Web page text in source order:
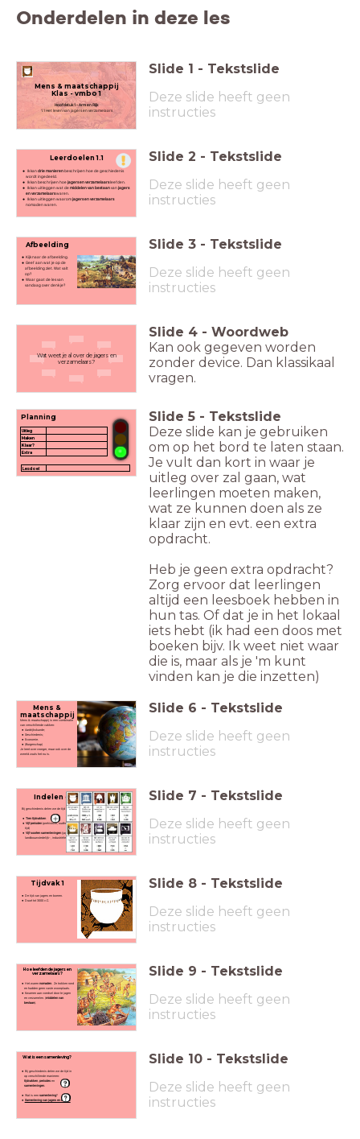
Onderdelen in deze les
Mens & maatschappij
Klas - vmbo 1
Hoofdstuk 1 - Arm en Rijk
1.1 Het leven van jagers en verzamelaars
Slide 1 - Tekstslide
Deze slide heeft geen
instructies
Leerdoelen 1.1
Ik kandrie manierenbeschrijven hoe de geschiedenis
wordt ingedeeld.
Ik kan beschrijven hoejagers en verzamelaarsleefden.
Ik kan uitleggen wat demiddelen van bestaanvanjagers
en verzamelaarswaren.
Ik kan uitleggen waaromjagers en verzamelaars
nomaden waren.
Slide 2 - Tekstslide
Deze slide heeft geen
instructies
Afbeelding
Kijk naar de afbeelding.
Geef aan wat je op de
afbeelding ziet. Wat valt
op?
Waar gaat de les van
vandaag over denk je?
Slide 3 - Tekstslide
Deze slide heeft geen
instructies
Wat weet je al over de jagers en
verzamelaars?
Slide 4 - Woordweb
Kan ook gegeven worden
zonder device. Dan klassikaal
vragen.
Planning
Uitleg
Maken
Klaar?
Extra
Lesdoel
Slide 5 - Tekstslide
Deze slide kan je gebruiken
om op het bord te laten staan.
Je vult dan kort in waar je
uitleg over zal gaan, wat
leerlingen moeten maken,
wat ze kunnen doen als ze
klaar zijn en evt. een extra
opdracht.
Heb je geen extra opdracht?
Zorg ervoor dat leerlingen
altijd een leesboek hebben in
hun tas. Of dat je in het lokaal
iets hebt (ik had een doos met
boeken bijv. Ik weet niet waar
die is, maar als je 'm kunt
vinden kan je die inzetten)
Mens &
maatschappij
Mens & maatschappij is een combinatie
van verschillende vakken:
Aardrijkskunde;
Geschiedenis;
Economie.
(Burgerschap)
Je leert over vroeger, maar ook over de
wereld zoals het nu is.
Slide 6 - Tekstslide
Deze slide heeft geen
instructies
Indelen geschiedenis
Bij geschiedenis delen we de tijd op drie verschillende manieren in:
Tien tijdvakken
Vijf perioden(prehistorie, oudheid, middeleeuwen, vroegmoderne tijd en moderne
tijd)
Vijf soorten samenlevingen(jagers-verzamelaars, landbouw-,
landbouwstedelijk-, industriële- en informatiesamenleving).
Slide 7 - Tekstslide
Deze slide heeft geen
instructies
Tijdvak 1
De tijd van jagers en boeren.
Duurt tot 3000 v.C.
Slide 8 - Tekstslide
Deze slide heeft geen
instructies
Hoe leefden de jagers en
verzamelaars?
Het waren nomaden. Ze trokken rond
en hadden geen vaste woonplaats.
Kwamen aan voedsel door te jagen
en verzamelen. (middelen van
bestaan).
Slide 9 - Tekstslide
Deze slide heeft geen
instructies
Wat is een samenleving?
Bij geschiedenis delen we de tijd in
op verschillende manieren:
tijdvakken, periodes en
samenlevingen.
Wat is een samenleving?
Samenleving van jagers en boeren.
Slide 10 - Tekstslide
Deze slide heeft geen
instructies